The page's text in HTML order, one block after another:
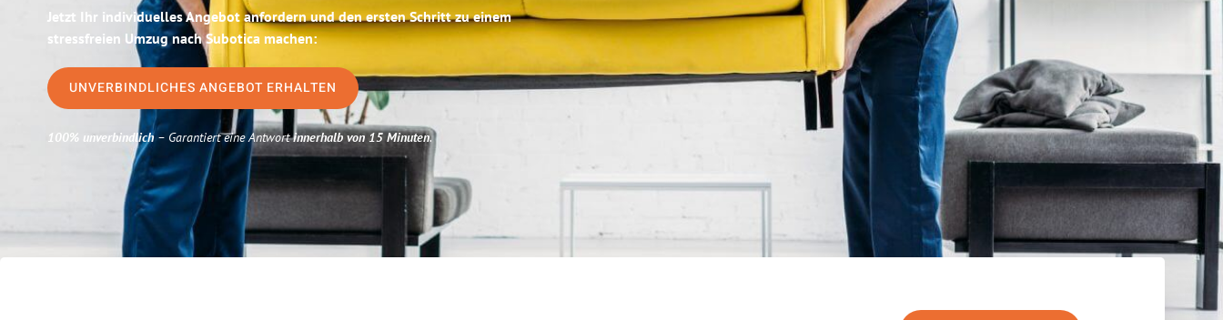
Jetzt Ihr individuelles Angebot anfordern und den ersten Schritt zu einem
stressfreien Umzug nach Subotica machen:
UNVERBINDLICHES ANGEBOT ERHALTEN
100% unverbindlich– Garantiert eine Antwortinnerhalb von 15 Minuten.